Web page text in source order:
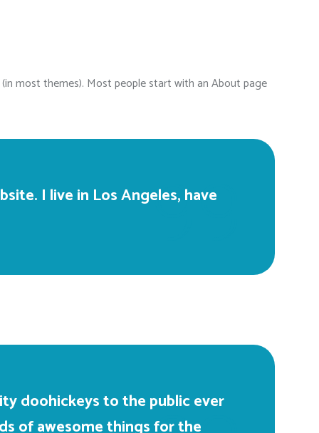
most themes). Most people start with an About page
I live in Los Angeles, have
doohickeys to the public ever
of awesome things for the